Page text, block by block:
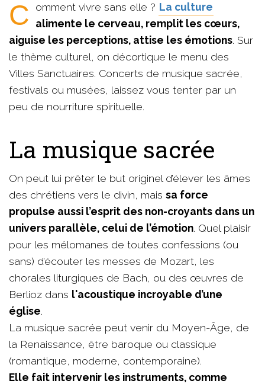
Comment vivre sans elle ? La culture
alimente le cerveau, remplit les cœurs,
aiguise les perceptions, attise les émotions. Sur
le thème culturel, on décortique le menu des
Villes Sanctuaires. Concerts de musique sacrée,
festivals ou musées, laissez vous tenter par un
peu de nourriture spirituelle.
La musique sacrée
On peut lui prêter le but originel d’élever les âmes
des chrétiens vers le divin, mais sa force
propulse aussi l’esprit des non-croyants dans un
univers parallèle, celui de l’émotion. Quel plaisir
pour les mélomanes de toutes confessions (ou
sans) d’écouter les messes de Mozart, les
chorales liturgiques de Bach, ou des œuvres de
Berlioz dans l'acoustique incroyable d’une
église.
La musique sacrée peut venir du Moyen-Âge, de
la Renaissance, être baroque ou classique
(romantique, moderne, contemporaine).
Elle fait intervenir les instruments, comme